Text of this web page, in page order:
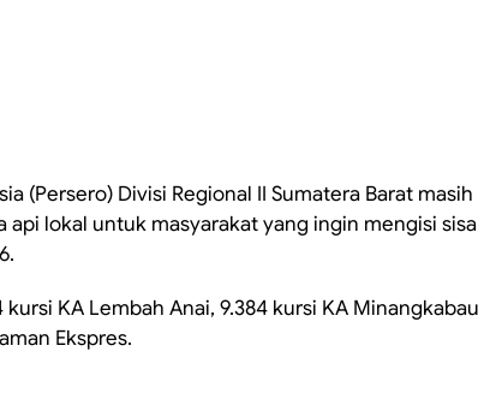
(Persero) Divisi Regional II Sumatera Barat masih
api lokal untuk masyarakat yang ingin mengisi sisa
KA Lembah Anai, 9.384 kursi KA Minangkabau
Ekspres.